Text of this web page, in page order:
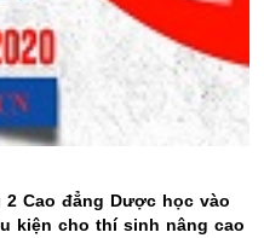
Cao đẳng Dược học vào
kiện cho thí sinh nâng cao